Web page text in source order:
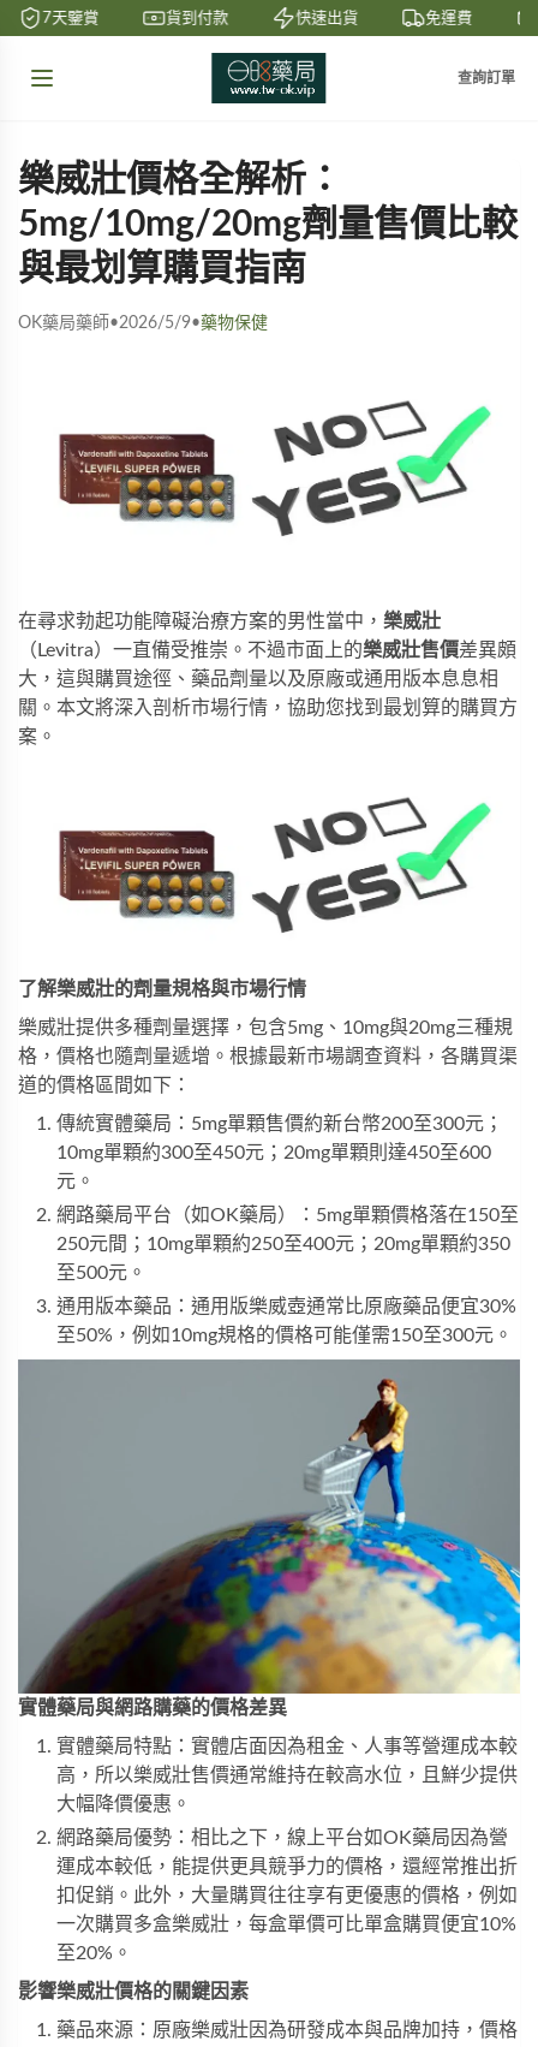
7天鑒賞 貨到付款 快速出貨 免運費
查詢訂單
樂威壯價格全解析：
5mg/10mg/20mg劑量售價比較
與最划算購買指南
OK藥局藥師•2026/5/9•藥物保健
在尋求勃起功能障礙治療方案的男性當中， 樂威壯
（Levitra）一直備受推崇。不過市面上的樂威壯售價差異頗
大，這與購買途徑、藥品劑量以及原廠或通用版本息息相
關。本文將深入剖析市場行情，協助您找到最划算的購買方
案。
了解樂威壯的劑量規格與市場行情
樂威壯提供多種劑量選擇，包含5mg、10mg與20mg三種規
格，價格也隨劑量遞增。根據最新市場調查資料，各購買渠
道的價格區間如下：
傳統實體藥局：5mg單顆售價約新台幣200至300元；
10mg單顆約300至450元；20mg單顆則達450至600
元。
網路藥局平台（如OK藥局）：5mg單顆價格落在150至
250元間；10mg單顆約250至400元；20mg單顆約350
至500元。
通用版本藥品：通用版樂威壺通常比原廠藥品便宜30%
至50%，例如10mg規格的價格可能僅需150至300元。
實體藥局與網路購藥的價格差異
實體藥局特點：實體店面因為租金、人事等營運成本較
高，所以樂威壯售價通常維持在較高水位，且鮮少提供
大幅降價優惠。
網路藥局優勢：相比之下，線上平台如OK藥局因為營
運成本較低，能提供更具競爭力的價格，還經常推出折
扣促銷。此外，大量購買往往享有更優惠的價格，例如
一次購買多盒樂威壯，每盒單價可比單盒購買便宜10%
至20%。
影響樂威壯價格的關鍵因素
藥品來源：原廠樂威壯因為研發成本與品牌加持，價格